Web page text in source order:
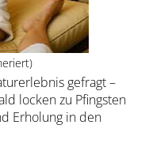
gefragt –
locken zu Pfingsten
Erholung in den